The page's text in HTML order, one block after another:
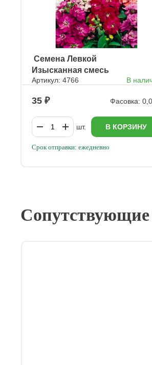
ㅤ Семена Левкой
Изысканная смесь
Артикул: 4766 В
35 Фасовка:
шт. В КОРЗИНУ
Срок отправки: ежедневно